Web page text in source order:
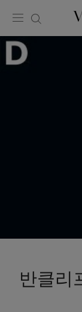
반클리